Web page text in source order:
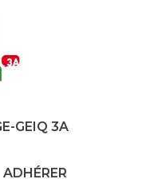
GEIQ 3A
ADHÉRER